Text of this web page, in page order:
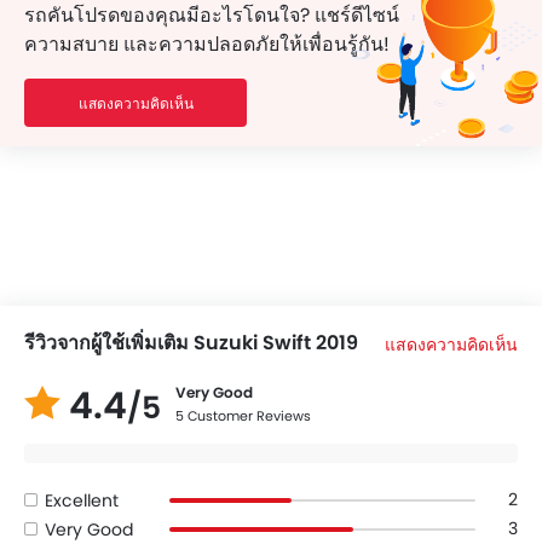
รถคันโปรดของคุณมีอะไรโดนใจ? แชร์ดีไซน์
ความสบาย และความปลอดภัยให้เพื่อนรู้กัน!
แสดงความคิดเห็น
รีวิวจากผู้ใช้เพิ่มเติม Suzuki Swift 2019 แสดงความคิดเห็น
4.4/5 Very Good
5 Customer Reviews
Excellent
2
Very Good
3